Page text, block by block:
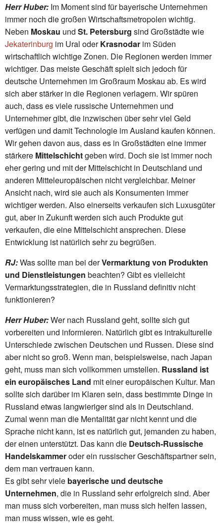
Herr Huber: Im Moment sind für bayerische Unternehmen
immer noch die großen Wirtschaftsmetropolen wichtig.
Neben Moskau und St. Petersburg sind Großstädte wie
Jekaterinburg im Ural oderKrasnodar im Süden
wirtschaftlich wichtige Zonen. Die Regionen werden immer
wichtiger. Das meiste Geschäft spielt sich jedoch für
deutsche Unternehmen im Großraum Moskau ab. Es wird
sich aber stärker in die Regionen verlagern. Wir spüren
auch, dass es viele russische Unternehmen und
Unternehmer gibt, die inzwischen über sehr viel Geld
verfügen und damit Technologie im Ausland kaufen können.
Wir gehen davon aus, dass es in Großstädten eine immer
stärkere Mittelschichtgeben wird. Doch sie ist immer noch
eher gering und mit der Mittelschicht in Deutschland und
anderen Mitteleuropäischen nicht vergleichbar. Meiner
Ansicht nach, wird sie auch als Konsumenten immer
wichtiger werden. Also einerseits verkaufen sich Luxusgüter
gut, aber in Zukunft werden sich auch Produkte gut
verkaufen, die eine Mittelschicht ansprechen. Diese
Entwicklung ist natürlich sehr zu begrüßen.
RJ:Was sollte man bei derVermarktung von Produkten
und Dienstleistungen beachten? Gibt es vielleicht
Vermarktungsstrategien, die in Russland definitiv nicht
funktionieren?
Herr Huber:Wer nach Russland geht, sollte sich gut
vorbereiten und informieren. Natürlich gibt es intrakulturelle
Unterschiede zwischen Deutschen und Russen. Diese sind
aber nicht so groß. Wenn man, beispielsweise, nach Japan
geht, muss man sich vollkommen umstellen. Russland ist
ein europäisches Land mit einer europäischen Kultur. Man
sollte sich darüber im Klaren sein, dass bestimmte Dinge in
Russland etwas langwieriger sind als in Deutschland.
Zumal wenn man die Mentalität gar nicht kennt und die
Sprache nicht kann, ist es natürlich gut, jemanden zu haben,
der einen unterstützt. Das kann die Deutsch-Russische
Handelskammeroder ein russischer Geschäftspartner sein,
dem man vertrauen kann.
Es gibt sehr viele bayerische und deutsche
Unternehmen, die in Russland sehr erfolgreich sind. Aber
man muss sich vorbereiten, man muss sich helfen lassen,
man muss wissen, wie es geht.